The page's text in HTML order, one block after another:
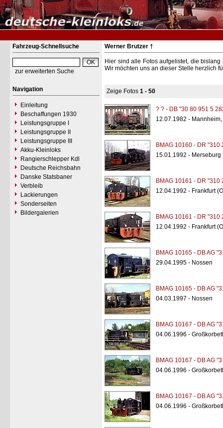
Fahrzeug-Schnellsuche
zur erweiterten Suche
Navigation
Einleitung
Beschaffungen 1930
Leistungsgruppe I
Leistungsgruppe II
Leistungsgruppe III
Akku-Kleinloks
Rangierschlepper Kdl
Deutsche Reichsbahn
Danske Statsbaner
Verbleib
Lackierungen
Sonderseiten
Bildergalerien
Werner Brutzer †
Hier sind alle Fotos aufgelistet, die
Wir möchten uns an dieser Stelle herzlich
Zeige Fotos 1 - 50
? ? - DB "30 80 951 5
12.07.1982 -
BMAG 10160 - DR "310
15.01.1992 - Merseburg
BMAG 10161 - DR "310
12.04.1992 - Frankfurt
BMAG 10161 - DR "310
12.04.1992 - Frankfurt
BMAG 10165 - DB AG
29.04.1995 - Nossen
BMAG 10165 - DB AG
04.03.1997 - Nossen
BMAG 10167 - DB AG
04.06.1996 -
BMAG 10167 - DB AG
04.06.1996 -
BMAG 10167 - DB AG
04.06.1996 -